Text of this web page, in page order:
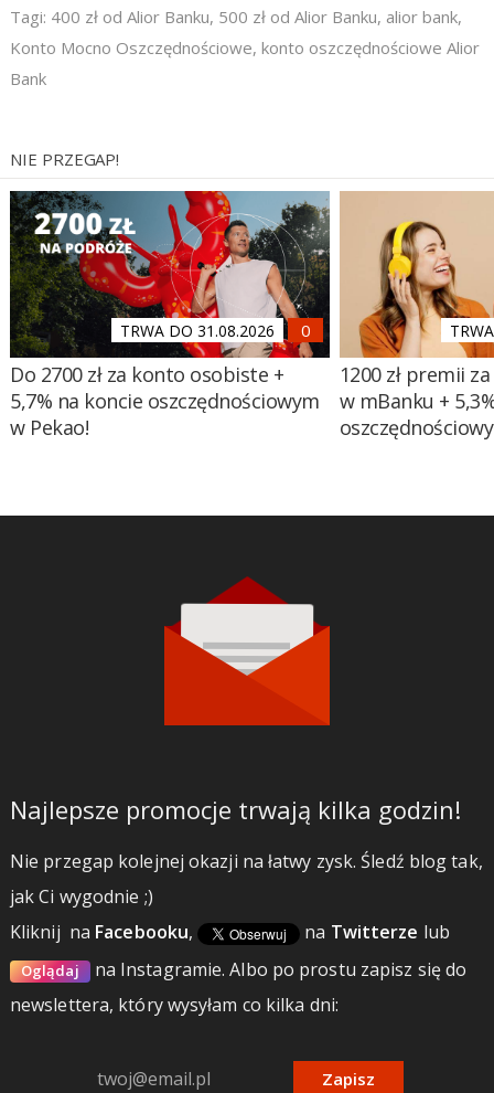
Tagi: 400 zł od Alior Banku, 500 zł od Alior Banku, alior bank,
Konto Mocno Oszczędnościowe, konto oszczędnościowe Alior
Bank
NIE PRZEGAP!
TRWA DO 31.08.2026
Do 2700 zł za konto osobiste +
5,7% na koncie oszczędnościowym
w Pekao!
1200 zł premii
w mBanku +
Najlepsze promocje trwają kilka godzin!
Nie przegap kolejnej okazji na łatwy zysk. Śledź blog tak,
jak Ci wygodnie ;)
Kliknij na Facebooku, na Twitterze lub
Oglądaj na Instagramie.Albo po prostu zapisz się do
newslettera, który wysyłam co kilka dni:
Zapisz